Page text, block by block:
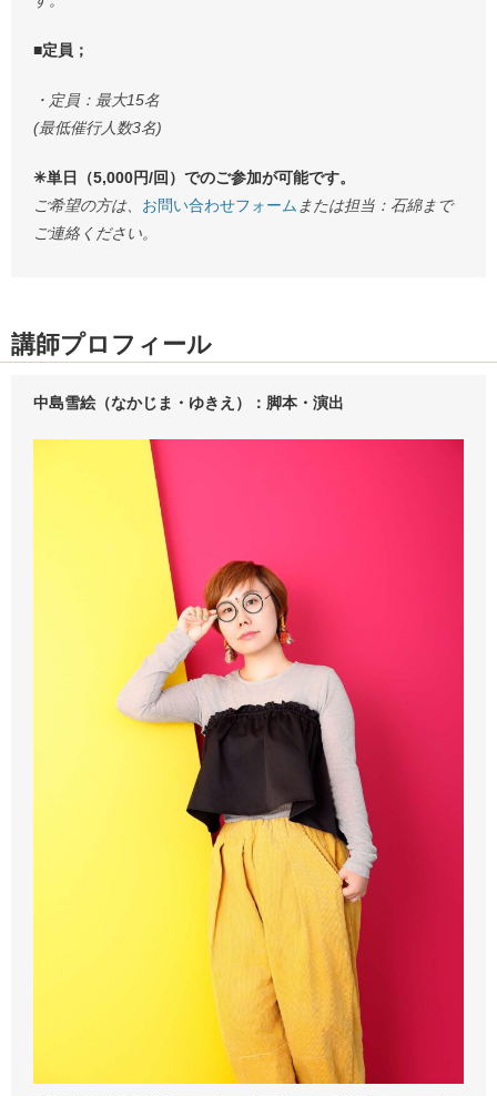
■定員；
・定員：最大15名
(最低催行人数3名)
✳︎単日（5,000円/回）でのご参加が可能です。
ご希望の方は、 お問い合わせフォーム または担当：石綿まで
ご連絡ください。
講師プロフィール
中島雪絵（なかじま・ゆきえ）：脚本・演出